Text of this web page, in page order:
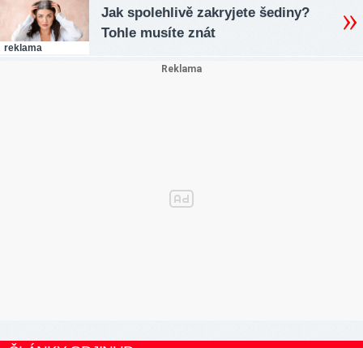
reklama
Jak spolehlivě zakryjete šediny?
Tohle musíte znát